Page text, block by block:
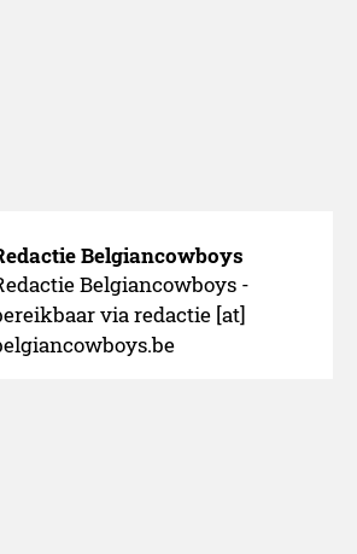
Belgiancowboys
Belgiancowboys -
via redactie [at]